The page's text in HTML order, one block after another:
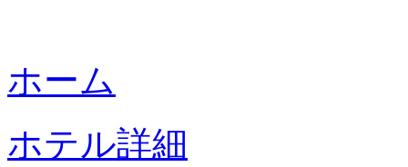
ホーム
ホテル詳細